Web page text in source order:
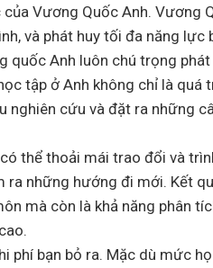
Vương Quốc Anh. Vương
và phát huy tối đa năng lực
quốc Anh luôn chú trọng
tập ở Anh không chỉ là quá
nghiên cứu và đặt ra những
thể thoải mái trao đổi và
ra những hướng đi mới. Kết
mà còn là khả năng phân
phí bạn bỏ ra. Mặc dù mức